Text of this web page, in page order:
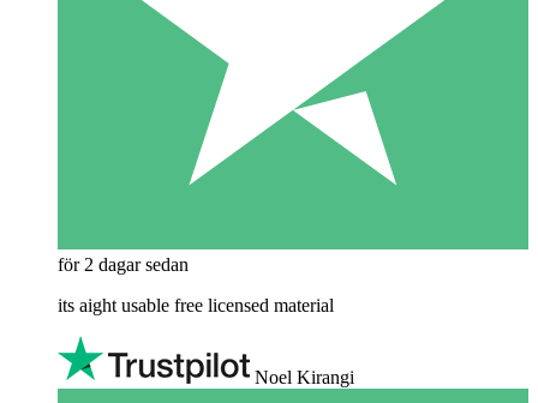
för 2 dagar sedan
its aight usable free licensed material
Noel Kirangi